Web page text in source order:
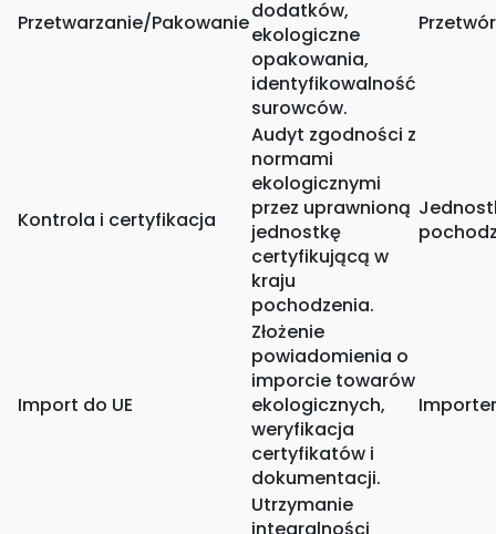
Przetwarzanie/Pakowaniedodatków,
ekologiczne
opakowania,
identyfikowalność
surowców.
Kontrola i certyfikacja
Audyt zgodności z
normami
ekologicznymi
przez uprawnioną
jednostkę
certyfikującą w
kraju
pochodzenia.
Import do UE
Złożenie
powiadomienia o
imporcie towarów
ekologicznych,
weryfikacja
certyfikatów i
dokumentacji.
Importer
Utrzymanie